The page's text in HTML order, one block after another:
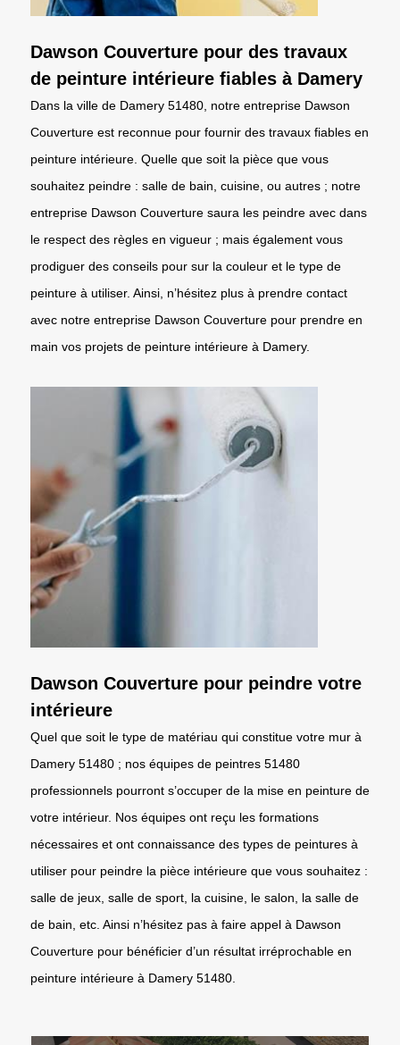
Dawson Couverture pour des travaux
de peinture intérieure fiables à Damery
Dans la ville de Damery 51480, notre entreprise Dawson
Couverture est reconnue pour fournir des travaux fiables en
peinture intérieure. Quelle que soit la pièce que vous
souhaitez peindre : salle de bain, cuisine, ou autres ; notre
entreprise Dawson Couverture saura les peindre avec dans
le respect des règles en vigueur ; mais également vous
prodiguer des conseils pour sur la couleur et le type de
peinture à utiliser. Ainsi, n’hésitez plus à prendre contact
avec notre entreprise Dawson Couverture pour prendre en
main vos projets de peinture intérieure à Damery.
Dawson Couverture pour peindre votre
intérieure
Quel que soit le type de matériau qui constitue votre mur à
Damery 51480 ; nos équipes de peintres 51480
professionnels pourront s’occuper de la mise en peinture de
votre intérieur. Nos équipes ont reçu les formations
nécessaires et ont connaissance des types de peintures à
utiliser pour peindre la pièce intérieure que vous souhaitez :
salle de jeux, salle de sport, la cuisine, le salon, la salle de
de bain, etc. Ainsi n’hésitez pas à faire appel à Dawson
Couverture pour bénéficier d’un résultat irréprochable en
peinture intérieure à Damery 51480.